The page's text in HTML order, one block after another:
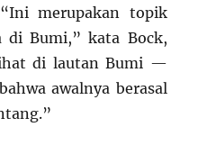
merupakan topik
Bumi,” kata Bock,
di lautan Bumi —
awalnya berasal